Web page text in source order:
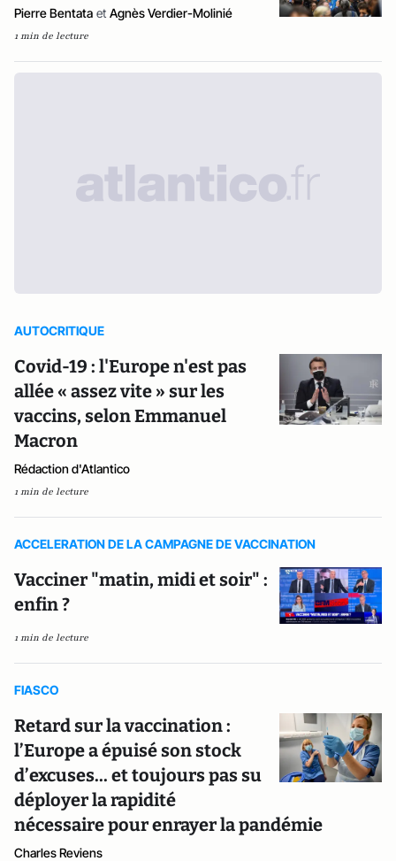
Pierre Bentata et Agnès Verdier-Molinié
1 min de lecture
AUTOCRITIQUE
Covid-19 : l'Europe n'est pas
allée « assez vite » sur les
vaccins, selon Emmanuel
Macron
Rédaction d'Atlantico
1 min de lecture
ACCELERATION DE LA CAMPAGNE DE VACCINATION
Vacciner "matin, midi et soir" :
enfin ?
1 min de lecture
FIASCO
Retard sur la vaccination :
l’Europe a épuisé son stock
d’excuses... et toujours pas su
déployer la rapidité
nécessaire pour enrayer la pandémie
Charles Reviens